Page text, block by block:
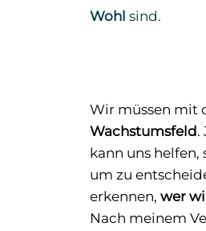
Wohl sind.
Wir müssen mit
Wachstumsfeld .
kann uns
um zu
erkennen, wer
Nach meinem